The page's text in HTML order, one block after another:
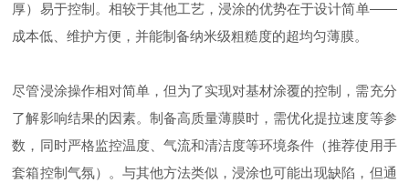
厚）易于控制。相较于其他工艺，浸涂的优势在于设计简单——
成本低、维护方便，并能制备纳米级粗糙度的超均匀薄膜。
尽管浸涂操作相对简单，但为了实现对基材涂覆的控制，需充分
了解影响结果的因素。制备高质量薄膜时，需优化提拉速度等参
数，同时严格监控温度、气流和清洁度等环境条件（推荐使用手
套箱控制气氛）。与其他方法类似，浸涂也可能出现缺陷，但通